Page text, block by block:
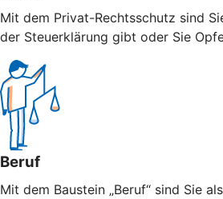
Mit dem Privat-Rechtsschutz sind
der Steuerklärung gibt oder Sie
Beruf
Mit dem Baustein „Beruf“ sind Sie